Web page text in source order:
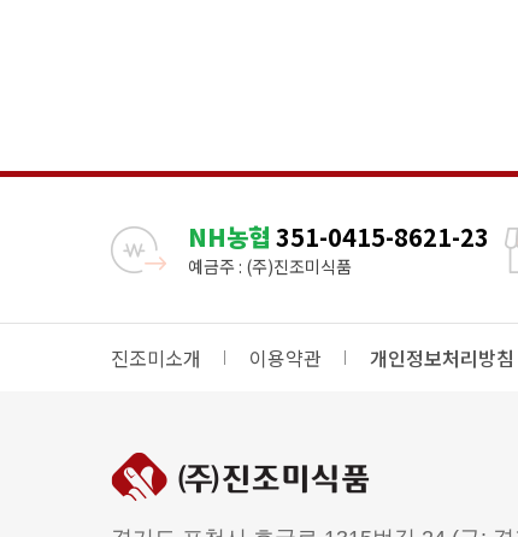
NH농협 351-0415-8621-23
예금주 : (주)진조미식품
진조미소개 이용약관 개인정보처리방침